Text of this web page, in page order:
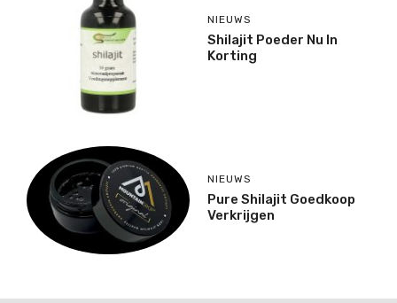
NIEUWS
Shilajit Poeder Nu In
Korting
NIEUWS
Pure Shilajit Goedkoop
Verkrijgen